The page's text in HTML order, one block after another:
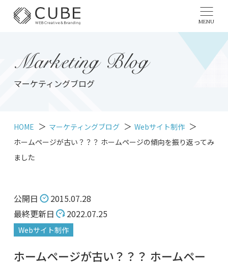
MENU
Marketing Blog
マーケティングブログ
HOME マーケティングブログ
Webサイト制作
ホームページが古い？？？ ホームページの傾向を振り返ってみ
ました
公開日
2015.07.28
最終更新日
2022.07.25
Webサイト制作
ホームページが古い？？？ ホームペー